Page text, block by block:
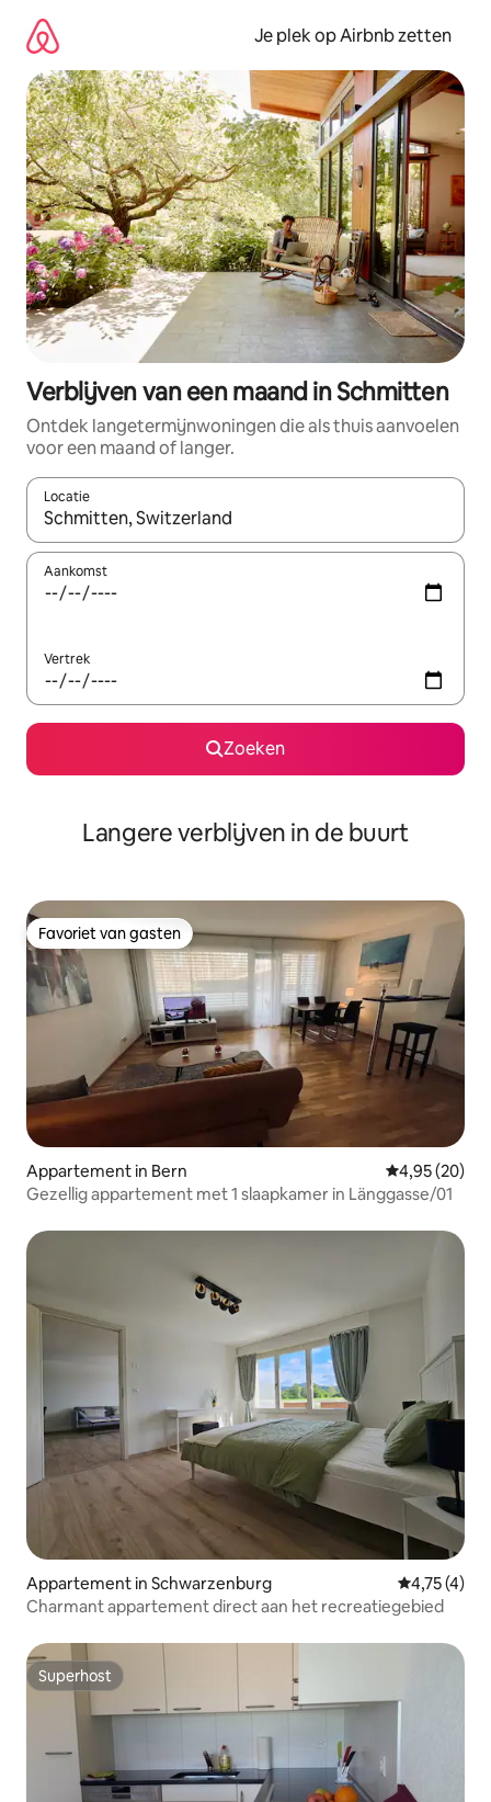
direct
naar
inhoud
Je plek op Airbnb zetten
Verblijven van een maand in Schmitten
Ontdek langetermijnwoningen die als thuis aanvoelen
voor een maand of langer.
Locatie
Wanneer er resultaten beschikbaar zijn, maak je een keuze
Aankomst
Vertrek
Zoeken
Langere verblijven in de buurt
Favoriet van gasten
Favoriet van gasten
Appartement in Bern Gemiddelde
4,95 (20)
Gezellig appartement met 1 slaapkamer in Länggasse/01
Appartement in Schwarzenburg
4,75 (4)
Charmant appartement direct aan het recreatiegebied
Superhost
Superhost